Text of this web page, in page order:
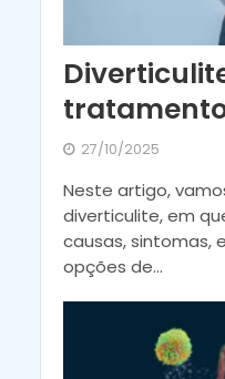
27/10/2025
Neste artigo,
diverticulite, em
causas, sintomas,
opções de...